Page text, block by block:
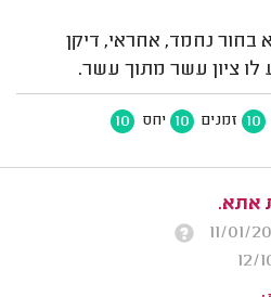
בחור נחמד, אחראי, דיקן
לו ציון עשר מתוך עשר.
10 זמנים 10 יחס 10
אתא.